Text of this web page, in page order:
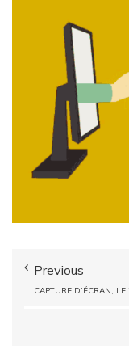
Previous
CAPTURE D’ÉCRAN,